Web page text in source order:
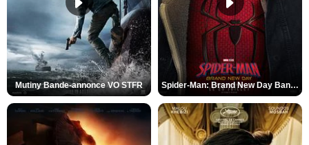
Mutiny Bande-annonce VO STFR Spider-Man: Brand New Day Bande-annonce VO STFR